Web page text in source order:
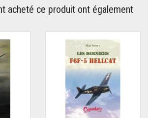
acheté ce produit ont également